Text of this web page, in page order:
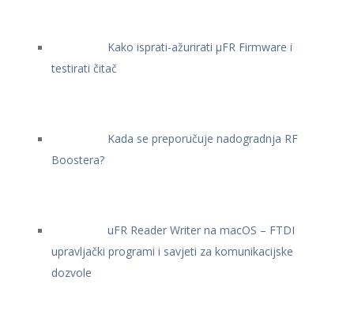
Kako isprati-ažurirati μFR Firmware i
testirati čitač
Kada se preporučuje nadogradnja RF
Boostera?
uFR Reader Writer na macOS – FTDI
upravljački programi i savjeti za komunikacijske
dozvole